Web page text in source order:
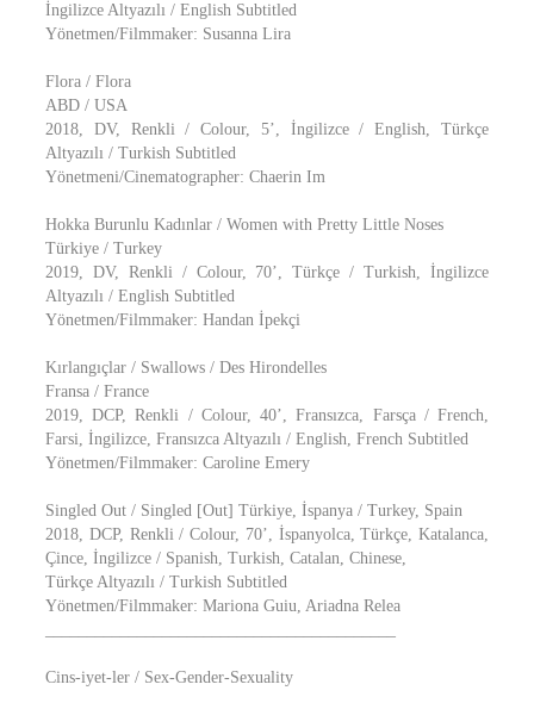
İngilizce Altyazılı / English Subtitled
Yönetmen/Filmmaker: Susanna Lira
Flora / Flora
ABD / USA
2018, DV, Renkli / Colour, 5’, İngilizce / English, Türkçe
Altyazılı / Turkish Subtitled
Yönetmeni/Cinematographer: Chaerin Im
Hokka Burunlu Kadınlar / Women with Pretty Little Noses
Türkiye / Turkey
2019, DV, Renkli / Colour, 70’, Türkçe / Turkish, İngilizce
Altyazılı / English Subtitled
Yönetmen/Filmmaker: Handan İpekçi
Kırlangıçlar / Swallows / Des Hirondelles
Fransa / France
2019, DCP, Renkli / Colour, 40’, Fransızca, Farsça / French,
Farsi, İngilizce, Fransızca Altyazılı / English, French Subtitled
Yönetmen/Filmmaker: Caroline Emery
Singled Out / Singled [Out] Türkiye, İspanya / Turkey, Spain
2018, DCP, Renkli / Colour, 70’, İspanyolca, Türkçe, Katalanca,
Çince, İngilizce / Spanish, Turkish, Catalan, Chinese,
Türkçe Altyazılı / Turkish Subtitled
Yönetmen/Filmmaker: Mariona Guiu, Ariadna Relea
Cins-iyet-ler / Sex-Gender-Sexuality